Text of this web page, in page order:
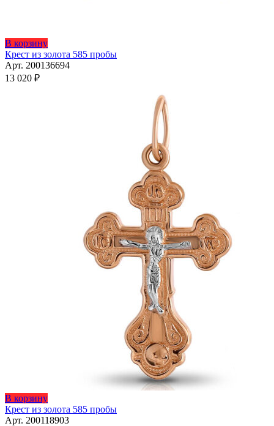
В корзину
Крест из золота 585 пробы
Арт. 200136694
13 020 ₽
В корзину
Крест из золота 585 пробы
Арт. 200118903